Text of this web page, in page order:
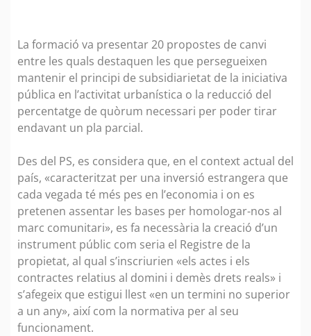
La formació va presentar 20 propostes de canvi
entre les quals destaquen les que persegueixen
mantenir el principi de subsidiarietat de la iniciativa
pública en l’activitat urbanística o la reducció del
percentatge de quòrum necessari per poder tirar
endavant un pla parcial.
Des del PS, es considera que, en el context actual del
país, «caracteritzat per una inversió estrangera que
cada vegada té més pes en l’economia i on es
pretenen assentar les bases per homologar-nos al
marc comunitari», es fa necessària la creació d’un
instrument públic com seria el Registre de la
propietat, al qual s’inscriurien «els actes i els
contractes relatius al domini i demès drets reals» i
s’afegeix que estigui llest «en un termini no superior
a un any», així com la normativa per al seu
funcionament.